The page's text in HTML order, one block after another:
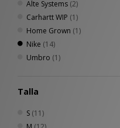
Alte Systems (2)
Carhartt WIP (1)
Home Grown (1)
Nike (14)
Umbro (1)
Talla
S (11)